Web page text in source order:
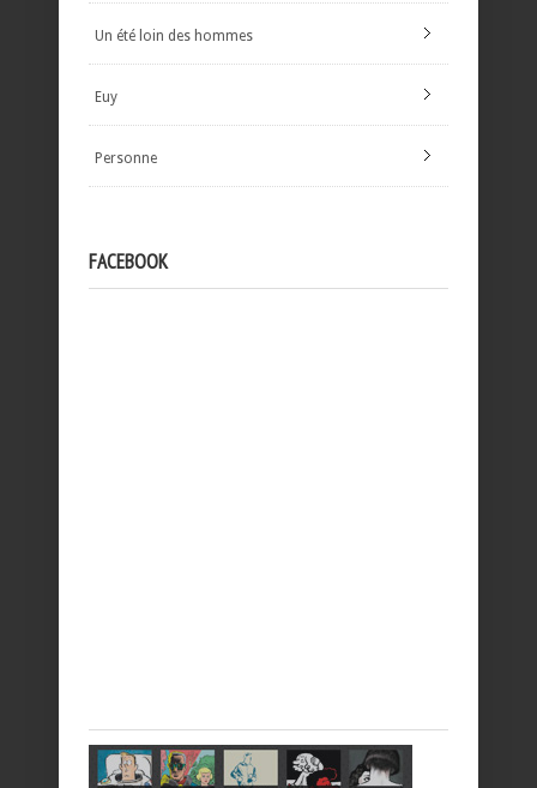
Un été loin des hommes
Euy
Personne
FACEBOOK